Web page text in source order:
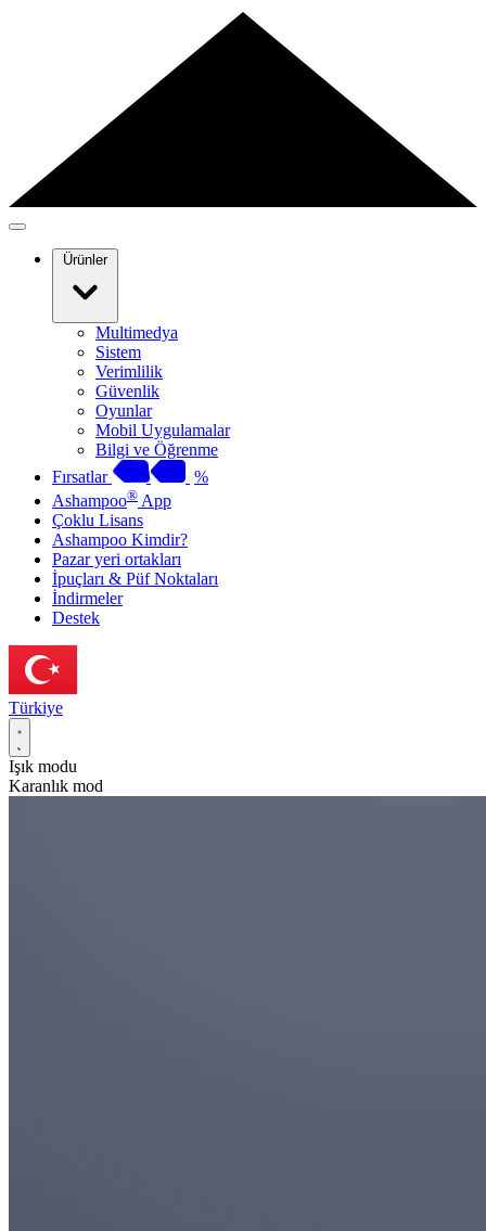
Ürünler
Multimedya
Sistem
Verimlilik
Güvenlik
Oyunlar
Mobil Uygulamalar
Bilgi ve Öğrenme
Fırsatlar
%
Ashampoo® App
Çoklu Lisans
Ashampoo Kimdir?
Pazar yeri ortakları
İpuçları & Püf Noktaları
İndirmeler
Destek
Türkiye
Işık modu
Karanlık mod